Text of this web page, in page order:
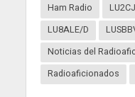
Ham Radio
LU8ALE/D
Noticias del
Radioaficionados